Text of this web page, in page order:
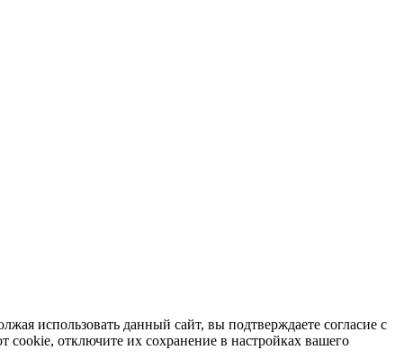
использовать данный сайт, вы подтверждаете согласие с
cookie, отключите их сохранение в настройках вашего